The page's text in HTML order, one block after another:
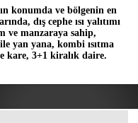
konumda ve bölgenin en
dış cephe ısı yalıtımı
ve manzaraya sahip,
yan yana, kombi ısıtma
kare, 3+1 kiralık daire.